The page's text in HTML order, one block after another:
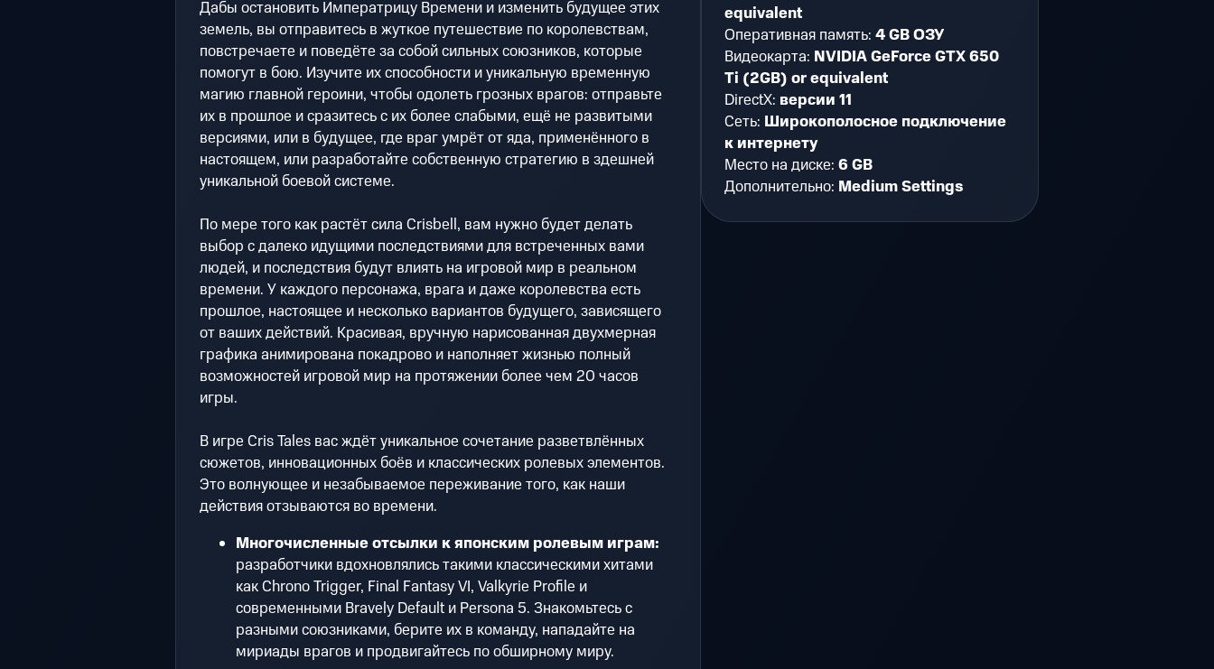
Дабы остановить Императрицу Времени и изменить будущее этих
земель, вы отправитесь в жуткое путешествие по королевствам,
повстречаете и поведёте за собой сильных союзников, которые
помогут в бою. Изучите их способности и уникальную временную
магию главной героини, чтобы одолеть грозных врагов: отправьте
их в прошлое и сразитесь с их более слабыми, ещё не развитыми
версиями, или в будущее, где враг умрёт от яда, применённого в
настоящем, или разработайте собственную стратегию в здешней
уникальной боевой системе.
По мере того как растёт сила Crisbell, вам нужно будет делать
выбор с далеко идущими последствиями для встреченных вами
людей, и последствия будут влиять на игровой мир в реальном
времени. У каждого персонажа, врага и даже королевства есть
прошлое, настоящее и несколько вариантов будущего, зависящего
от ваших действий. Красивая, вручную нарисованная двухмерная
графика анимирована покадрово и наполняет жизнью полный
возможностей игровой мир на протяжении более чем 20 часов
игры.
В игре Cris Tales вас ждёт уникальное сочетание разветвлённых
сюжетов, инновационных боёв и классических ролевых элементов.
Это волнующее и незабываемое переживание того, как наши
действия отзываются во времени.
Многочисленные отсылки к японским ролевым играм:
разработчики вдохновлялись такими классическими хитами
как Chrono Trigger, Final Fantasy VI, Valkyrie Profile и
современными Bravely Default и Persona 5. Знакомьтесь с
разными союзниками, берите их в команду, нападайте на
мириады врагов и продвигайтесь по обширному миру.
equivalent
Оперативная память:4 GB ОЗУ
Видеокарта: NVIDIA GeForce GTX 650
Ti (2GB) or equivalent
DirectX: версии 11
Сеть: Широкополосное подключение
к интернету
Место на диске:6 GB
Дополнительно: Medium Settings